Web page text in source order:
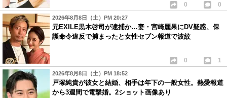
0 0
2026年8月8日（土）PM 20:27
元EXILE黒木啓司が逮捕か…妻・宮崎麗果にDV疑惑、保
護命令違反で捕まったと女性セブン報道で波紋
0 1
2026年8月8日（土）PM 18:52
戸塚純貴が彼女と結婚、相手は年下の一般女性。熱愛報道
から3週間で電撃婚。2ショット画像あり